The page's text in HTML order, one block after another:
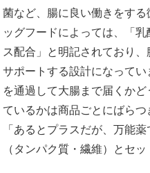
菌など、腸に良い働きをす
ッグフードによっては、「
ス配合」と明記されており
サポートする設計になって
を通過して大腸まで届くか
ているかは商品ごとにばらつ
「あるとプラスだが、万能
（タンパク質・繊維）とセ